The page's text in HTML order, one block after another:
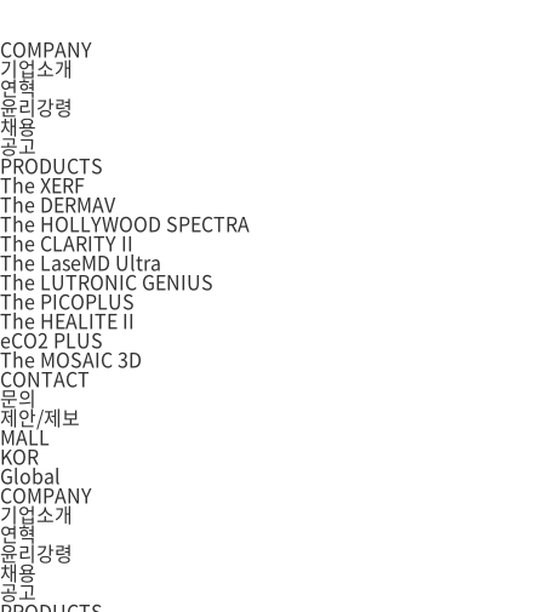
COMPANY
기업소개
연혁
윤리강령
채용
공고
PRODUCTS
The XERF
The DERMAV
The HOLLYWOOD SPECTRA
The CLARITY II
The LaseMD Ultra
The LUTRONIC GENIUS
The PICOPLUS
The HEALITE II
eCO2 PLUS
The MOSAIC 3D
CONTACT
문의
제안/제보
MALL
KOR
Global
COMPANY
기업소개
연혁
윤리강령
채용
공고